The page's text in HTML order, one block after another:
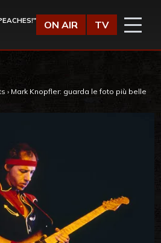
ON AIR TV
› Mark Knopfler: guarda le foto più belle